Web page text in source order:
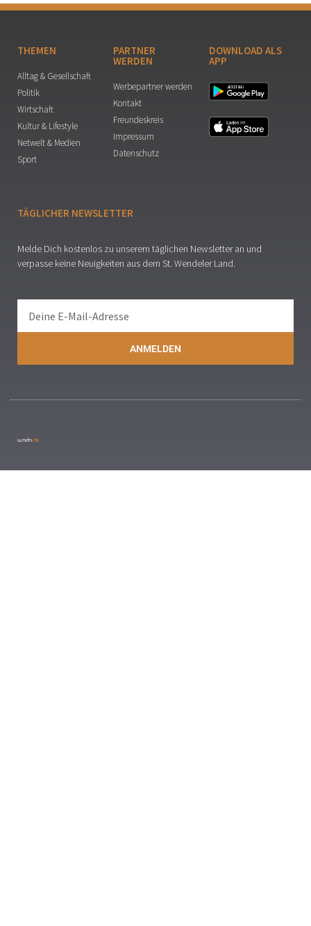
THEMEN
Alltag & Gesellschaft
Politik
Wirtschaft
Kultur & Lifestyle
Netwelt & Medien
Sport
PARTNER
WERDEN
Werbepartner werden
Kontakt
Freundeskreis
Impressum
Datenschutz
DOWNLOAD ALS
APP
TÄGLICHER NEWSLETTER
Melde Dich kostenlos zu unserem täglichen Newsletter an und
verpasse keine Neuigkeiten aus dem St. Wendeler Land.
ANMELDEN